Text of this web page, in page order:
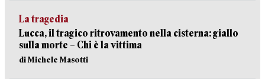
La tragedia
Lucca, il tragico ritrovamento nella cisterna: giallo
sulla morte – Chi è la vittima
di Michele Masotti